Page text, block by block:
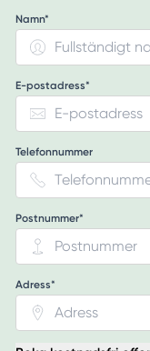
Namn*
E-postadress*
Telefonnummer
Postnummer*
Adress*